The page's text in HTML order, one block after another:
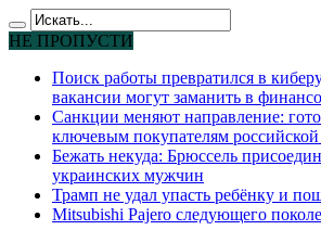
НЕ ПРОПУСТИ
Поиск работы превратился в
вакансии могут заманить в
Санкции меняют направление:
ключевым покупателям
Бежать некуда: Брюссель
украинских мужчин
Трамп не удал упасть ребёнку и
Mitsubishi Pajero следующего